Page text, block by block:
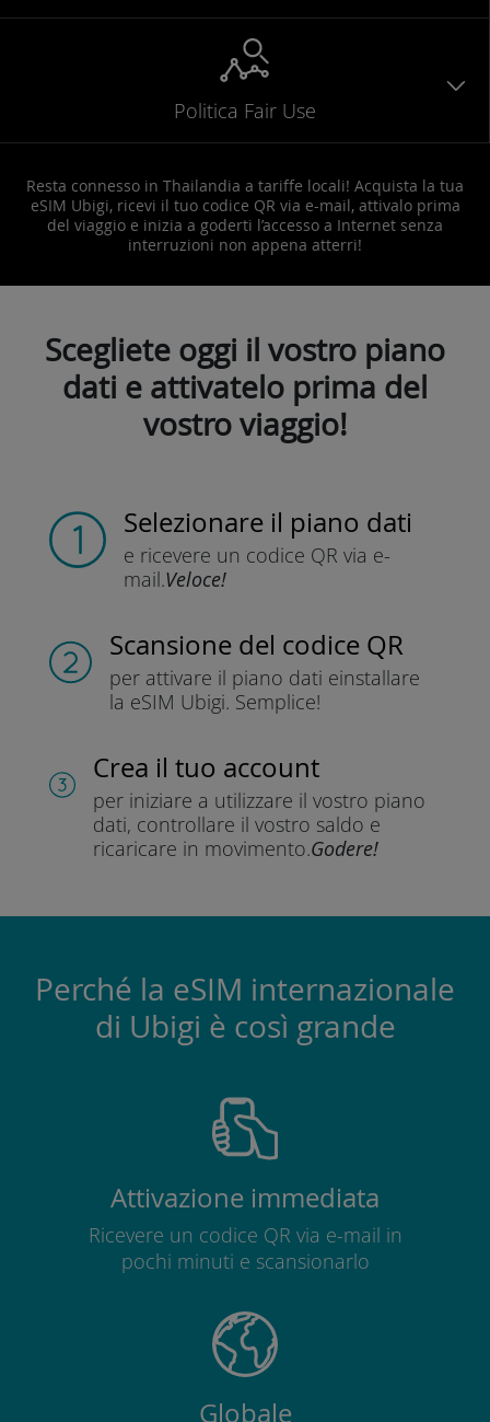
Politica Fair Use
Resta connesso in Thailandia a tariffe locali! Acquista la tua
eSIM Ubigi, ricevi il tuo codice QR via e-mail, attivalo prima
del viaggio e inizia a goderti l’accesso a Internet senza
interruzioni non appena atterri!
Scegliete oggi il vostro piano
dati e attivatelo prima del
vostro viaggio!
Selezionare il piano dati
e ricevere un codice QR via e-
mail.Veloce!
Scansione del codice QR
per attivare il piano dati einstallare
la eSIM Ubigi. Semplice!
Crea il tuo account
per iniziare a utilizzare il vostro piano
dati, controllare il vostro saldo e
ricaricare in movimento.Godere!
Perché la eSIM internazionale
di Ubigi è così grande
Attivazione immediata
Ricevere un codice QR via e-mail in
pochi minuti e scansionarlo
Globale